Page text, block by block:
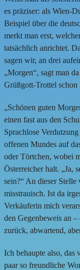
es präziser: als Wien-
Beispiel über die
merkt man erst,
tatsächlich anrichtet.
sagen wir, an drei
„Morgen“, sagt man
Grüßgott-Trottel
„Schönen guten
einen fast aus den
Sprachlose
offenen Mundes auf
oder Törtchen, wobei
Österreicher halt. „Ja,
sein?“ An dieser
misstrauisch. Ist da
Verkäuferin mich
den Gegenbeweis an
zurück, abwartend,
Ich behaupte also, das
paar so freundliche